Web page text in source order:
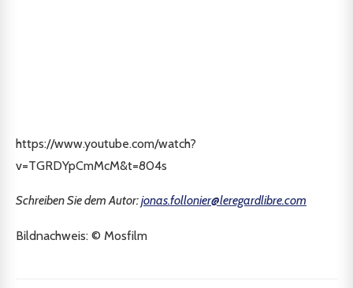
https://www.youtube.com/watch?
v=TGRDYpCmMcM&t=804s
Schreiben Sie dem Autor:jonas.follonier@leregardlibre.com
Bildnachweis: © Mosfilm